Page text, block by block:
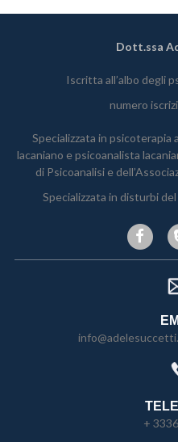
Dott.ssa
Iscritta all’albo degli
numero
Specializzata in
lacaniano e psicoanalista
di Psicoanalisi e
Specializzata in disturbi
+